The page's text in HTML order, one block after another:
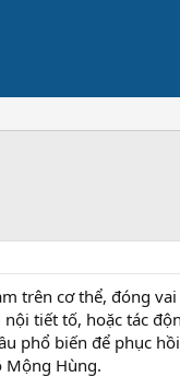
trên cơ thể, đóng
tiết tố, hoặc tác
phổ biến để phục
Mộng Hùng.